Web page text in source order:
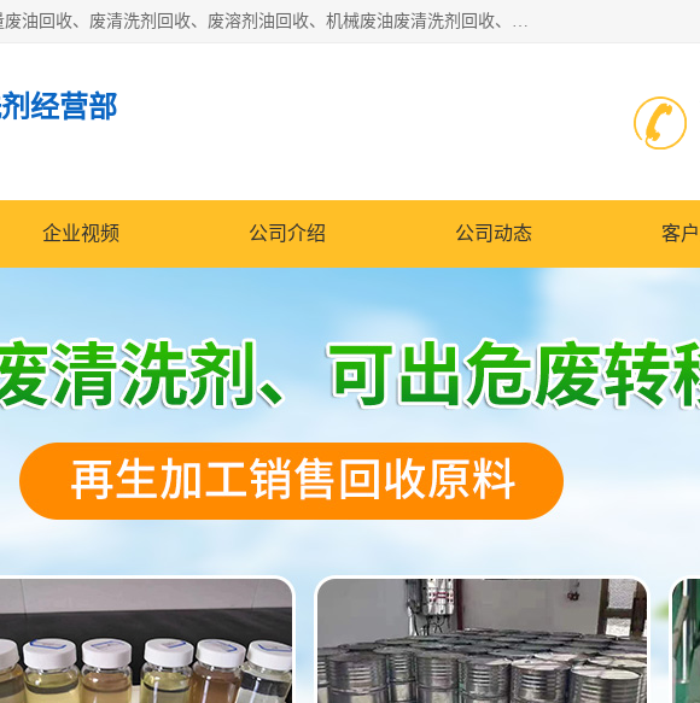
东莞市大岭山莞峰清洗剂经营部拥有的回收加工设备，大量废油回收、废清洗剂回收、废溶剂油回收、机械废油废清洗剂回收、废碳氢回收、碳氢液压油回收、碳氢二氯回收等废清洗剂处理；我们只是提供废旧化工原料的循环使用存放点，执行正规的存放，有正规的回收资质处理。同时我们公司批发零售回收级清洗剂，脱模油再生基础油，质量保证。
经营部
企业视频 公司介绍 公司动态 客